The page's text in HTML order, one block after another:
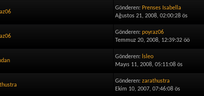
Gönderen: Prenses Isabella
Ağustos 21, 2008, 02:00:28 ös
Gönderen:poyraz06
Temmuz 20, 2008, 12:39:32 öö
Gönderen: lsleo
Mayıs 11, 2008, 05:11:08 ös
Gönderen:zarathustra
Ekim 10, 2007, 07:46:08 ös